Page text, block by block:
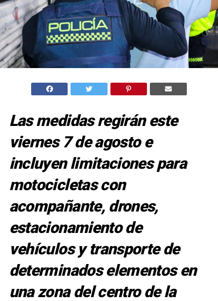
Las medidas regirán este
viernes 7 de agosto e
incluyen limitaciones para
motocicletas con
acompañante, drones,
estacionamiento de
vehículos y transporte de
determinados elementos en
una zona del centro de la